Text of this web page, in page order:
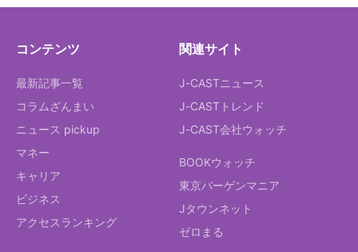
コンテンツ
最新記事一覧
コラムざんまい
ニュース pickup
マネー
キャリア
ビジネス
アクセスランキング
関連サイト
J-CASTニュース
J-CASTトレンド
J-CAST会社ウォッチ
BOOKウォッチ
東京バーゲンマニア
Jタウンネット
ゼロまる